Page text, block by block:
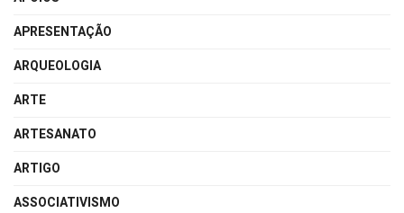
APRESENTAÇÃO
ARQUEOLOGIA
ARTE
ARTESANATO
ARTIGO
ASSOCIATIVISMO